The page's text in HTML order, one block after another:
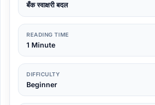
बँक स्वाक्षरी बदल
READING TIME
1 Minute
DIFFICULTY
Beginner